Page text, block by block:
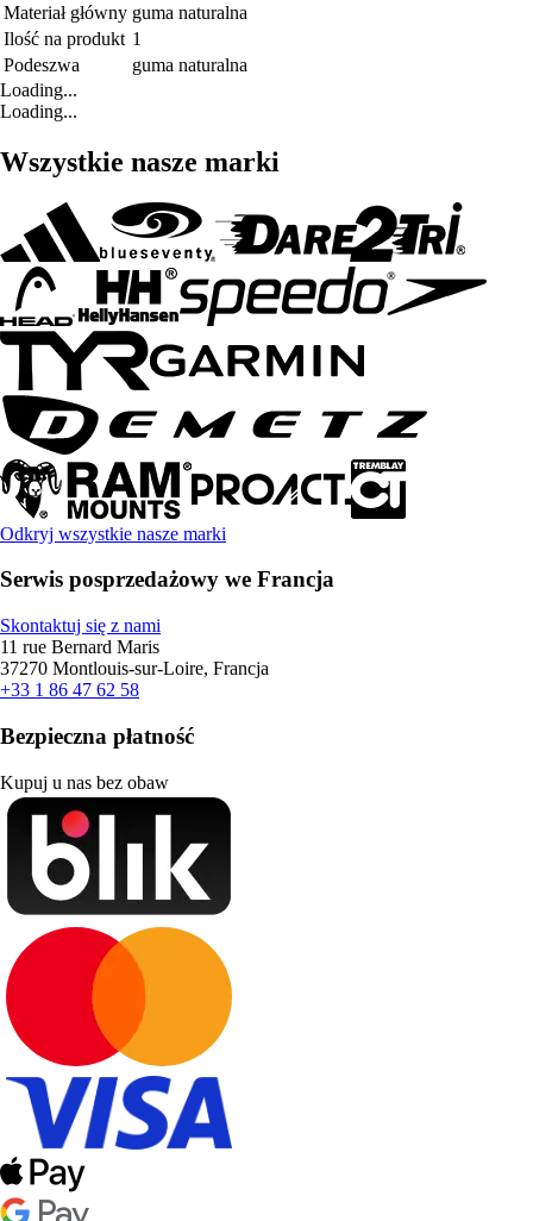
Materiał główny guma naturalna
Ilość na produkt 1
Podeszwa
guma naturalna
Loading...
Loading...
Wszystkie nasze marki
Odkryj wszystkie nasze marki
Serwis posprzedażowy we Francja
Skontaktuj się z nami
11 rue Bernard Maris
37270 Montlouis-sur-Loire, Francja
+33 1 86 47 62 58
Bezpieczna płatność
Kupuj u nas bez obaw